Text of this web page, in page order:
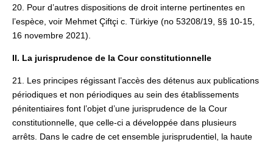
20. Pour d’autres dispositions de droit interne pertinentes en
l’espèce, voir Mehmet Çiftçi c. Türkiye (no 53208/19, §§ 10-15,
16 novembre 2021).
II. La jurisprudence de la Cour constitutionnelle
21. Les principes régissant l’accès des détenus aux publications
périodiques et non périodiques au sein des établissements
pénitentiaires font l’objet d’une jurisprudence de la Cour
constitutionnelle, que celle-ci a développée dans plusieurs
arrêts. Dans le cadre de cet ensemble jurisprudentiel, la haute